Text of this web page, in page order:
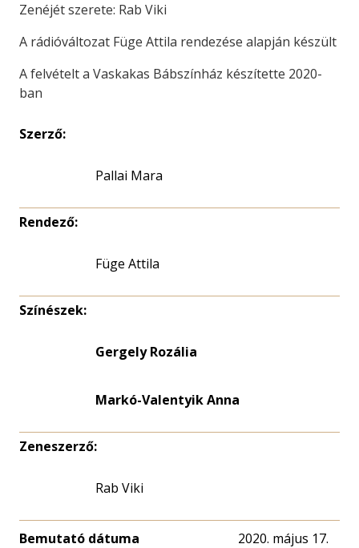
Zenéjét szerete: Rab Viki
A rádióváltozat Füge Attila rendezése alapján készült
A felvételt a Vaskakas Bábszínház készítette 2020-
ban
Szerző:
Pallai Mara
Rendező:
Füge Attila
Színészek:
Gergely Rozália
Markó-Valentyik Anna
Zeneszerző:
Rab Viki
Bemutató dátuma
2020. május 17.